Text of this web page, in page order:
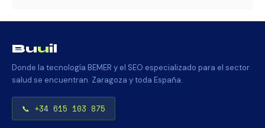
Buuil
Donde la tecnología BEMER y el SEO especializado para el sector
salud se encuentran. Zaragoza y toda España.
📞 +34 615 103 875